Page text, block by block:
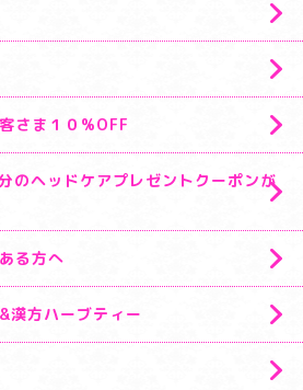
さま１０%OFF
のヘッドケアプレゼントクーポンが
る方へ
漢方ハーブティー